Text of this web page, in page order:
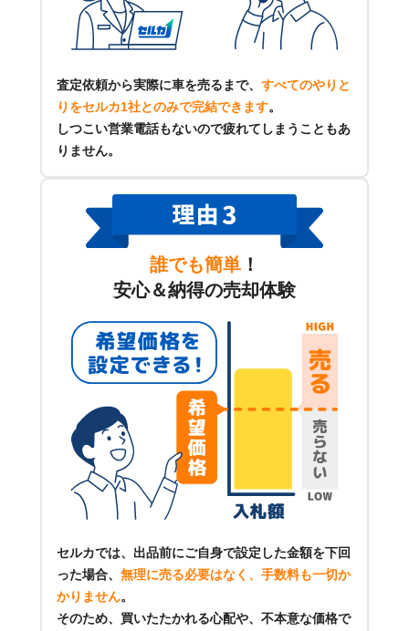
査定依頼から実際に車を売るまで、 すべてのやりと
りをセルカ1社とのみで完結できます。
しつこい営業電話もないので疲れてしまうこともあ
りません。
誰でも簡単 ！
安心＆納得の売却体験
セルカでは、出品前にご自身で設定した金額を下回
った場合、 無理に売る必要はなく、手数料も一切か
かりません。
そのため、買いたたかれる心配や、不本意な価格で